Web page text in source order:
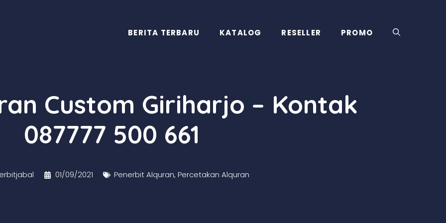
BERITA TERBARU KATALOG RESELLER PROMO
Custom Giriharjo – Kontak
087777 500 661
01/09/2021 Penerbit Alquran,Percetakan Alquran